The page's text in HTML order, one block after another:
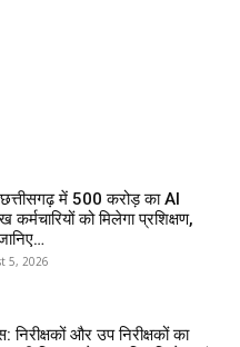
में 500 करोड़ का AI
को मिलेगा प्रशिक्षण,
5, 2026
निरीक्षकों और उप निरीक्षकों का